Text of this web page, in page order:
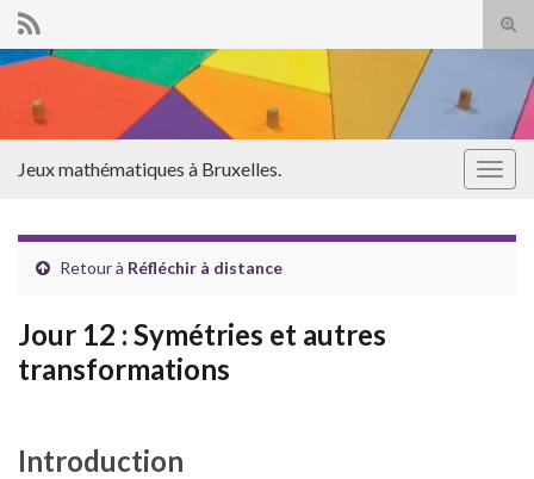
Search for:
Jeux mathématiques à Bruxelles.
Retour à Réfléchir à distance
Jour 12 : Symétries et autres
transformations
Introduction